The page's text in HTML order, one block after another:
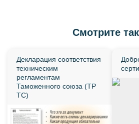
Смотрите
Декларация соответствия
техническим
регламентам
Таможенного союза (ТР
ТС)